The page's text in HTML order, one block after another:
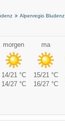
Alpenregio Bludenz
morgen ma
14/21 °C 15/21 °C
14/27 °C 16/27 °C